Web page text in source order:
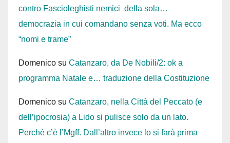
contro Fascioleghisti nemici della sola…
democrazia in cui comandano senza voti. Ma ecco
“nomi e trame”
Domenico su Catanzaro, da De Nobili/2: ok a
programma Natale e… traduzione della Costituzione
Domenico su Catanzaro, nella Città del Peccato (e
dell’ipocrosia) a Lido si pulisce solo da un lato.
Perché c’è l’Mgff. Dall’altro invece lo si farà prima